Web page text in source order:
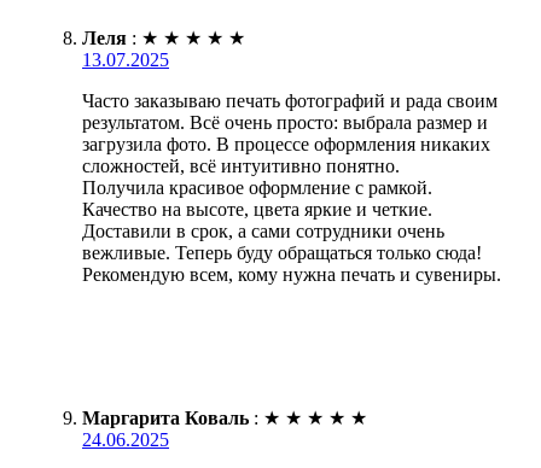
Леля : ★ ★ ★ ★ ★
13.07.2025
Часто заказываю печать фотографий и рада своим
результатом. Всё очень просто: выбрала размер и
загрузила фото. В процессе оформления никаких
сложностей, всё интуитивно понятно.
Получила красивое оформление с рамкой.
Качество на высоте, цвета яркие и четкие.
Доставили в срок, а сами сотрудники очень
вежливые. Теперь буду обращаться только сюда!
Рекомендую всем, кому нужна печать и сувениры.
Маргарита Коваль : ★ ★ ★ ★ ★
24.06.2025